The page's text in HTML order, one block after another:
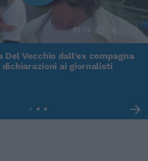
01:16
Del Vecchio dall'ex compagna
dichiarazioni ai giornalisti